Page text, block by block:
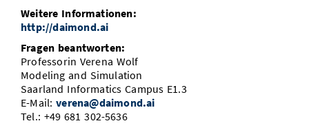
Weitere Informationen:
http://daimond.ai
Fragen beantworten:
Professorin Verena Wolf
Modeling and Simulation
Saarland Informatics Campus E1.3
E-Mail:verena@daimond.ai
Tel.: +49 681 302-5636